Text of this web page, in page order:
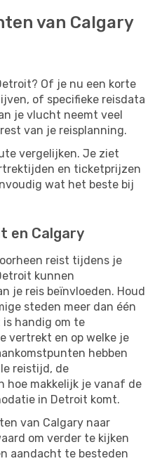
van Calgary
Of je nu een korte
of specifieke reisdata
je vlucht neemt veel
van je reisplanning.
vergelijken. Je ziet
en ticketprijzen
wat het beste bij
en Calgary
reist tijdens je
kunnen
je reis beïnvloeden. Houd
steden meer dan één
handig om te
vertrekt en op welke je
hebben
reistijd, de
hoe makkelijk je vanaf de
in Detroit komt.
van Calgary naar
om verder te kijken
aandacht te besteden